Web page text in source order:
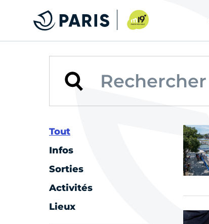
Tout
Infos
Sorties
Activités
Lieux